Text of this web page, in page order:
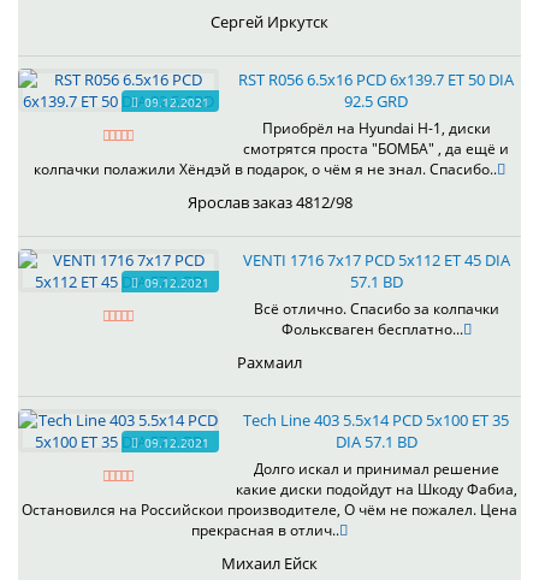
Сергей Иркутск
09.12.2021
RST R056 6.5x16 PCD 6x139.7 ET 50 DIA
92.5 GRD
Приобрёл на Hyundai H-1, диски
смотрятся проста "БОМБА" , да ещё и
колпачки полажили Хёндэй в подарок, о чём я не знал. Спасибо..
Ярослав заказ 4812/98
09.12.2021
VENTI 1716 7x17 PCD 5x112 ET 45 DIA
57.1 BD
Всё отлично. Спасибо за колпачки
Фольксваген бесплатно...
Рахмаил
09.12.2021
Tech Line 403 5.5x14 PCD 5x100 ET 35
DIA 57.1 BD
Долго искал и принимал решение
какие диски подойдут на Шкоду Фабиа,
Остановился на Российскои производителе, О чём не пожалел. Цена
прекрасная в отлич..
Михаил Ейск